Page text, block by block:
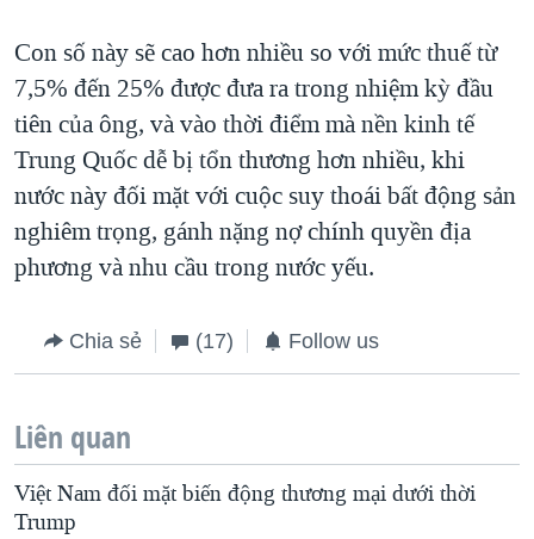
Con số này sẽ cao hơn nhiều so với mức thuế từ
7,5% đến 25% được đưa ra trong nhiệm kỳ đầu
tiên của ông, và vào thời điểm mà nền kinh tế
Trung Quốc dễ bị tổn thương hơn nhiều, khi
nước này đối mặt với cuộc suy thoái bất động sản
nghiêm trọng, gánh nặng nợ chính quyền địa
phương và nhu cầu trong nước yếu.
Chia sẻ (17) Follow us
Liên quan
Việt Nam đối mặt biến động thương mại dưới thời
Trump